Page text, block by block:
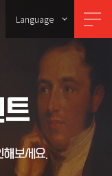
Language
보세요.